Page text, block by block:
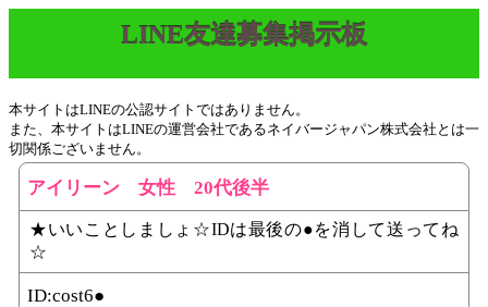
LINE友達募集掲示板
本サイトはLINEの公認サイトではありません。
また、本サイトはLINEの運営会社であるネイバージャパン株式会社とは一
切関係ございません。
アイリーン 女性 20代後半
★いいことしましょ☆IDは最後の●を消して送ってね
☆
ID:cost6●